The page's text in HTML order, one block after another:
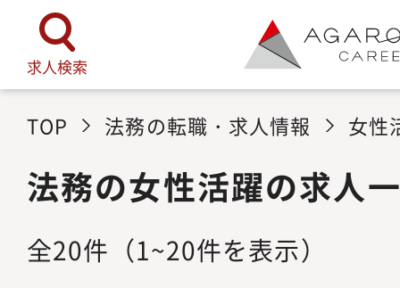
求人検索
TOP 法務の転職・求人情報 女性
法務の女性活躍の求人
全20件 （1~20件を表示）